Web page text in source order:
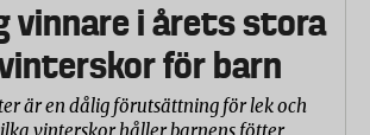
vinnare i årets stora
för barn
är en dålig förutsättning för lek och